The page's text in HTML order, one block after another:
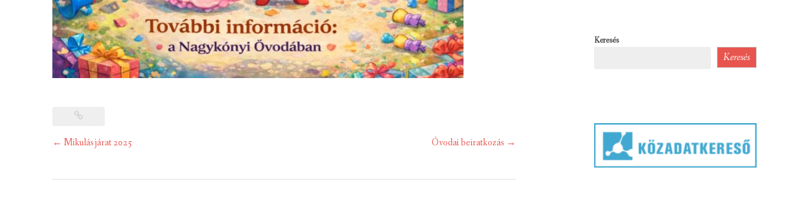
Post
← Mikulásjárat 2025 Óvodai beiratkozás →
Keresés
Keresés